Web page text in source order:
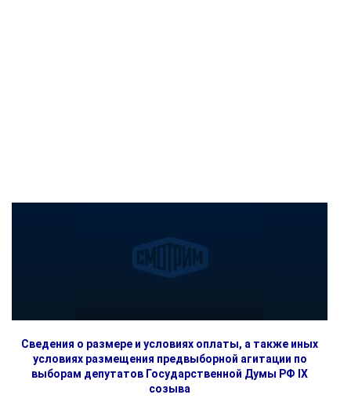
Сведения о размере и условиях оплаты, а также иных
условиях размещения предвыборной агитации по
выборам депутатов Государственной Думы РФ IX
созыва